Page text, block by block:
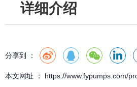
详细介绍
分享到 ：
本文网址 ： https://www.fypumps.com/